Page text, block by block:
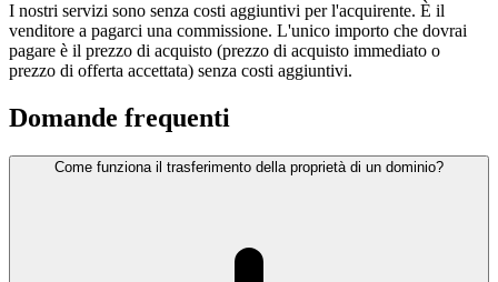
I nostri servizi sono senza costi aggiuntivi per l'acquirente. È il
venditore a pagarci una commissione. L'unico importo che dovrai
pagare è il prezzo di acquisto (prezzo di acquisto immediato o
prezzo di offerta accettata) senza costi aggiuntivi.
Domande frequenti
Come funziona il trasferimento della proprietà di un dominio?